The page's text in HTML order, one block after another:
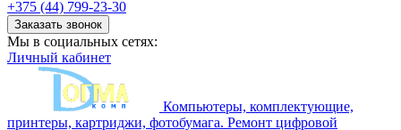
+375 (44) 799-23-30
Заказать звонок
Мы в социальных сетях:
Личный кабинет
Компьютеры, комплектующие,
принтеры, картриджи, фотобумага. Ремонт цифровой